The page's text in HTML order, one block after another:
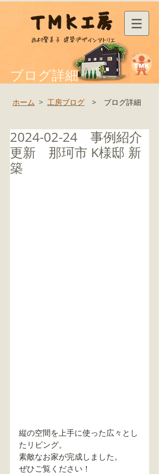
ブログ詳細
ホーム > 工房ブログ > ブログ詳細
2024-02-24 事例紹介
更新 那珂市 K様邸 新
築
縦の空間を上手に使った広々とし
たリビング。
素敵なお家が完成しました。
ぜひご覧ください！